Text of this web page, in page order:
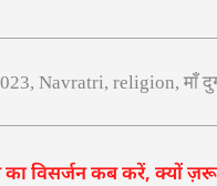
, Navratri, religion, माँ
विसर्जन कब करें, क्यों